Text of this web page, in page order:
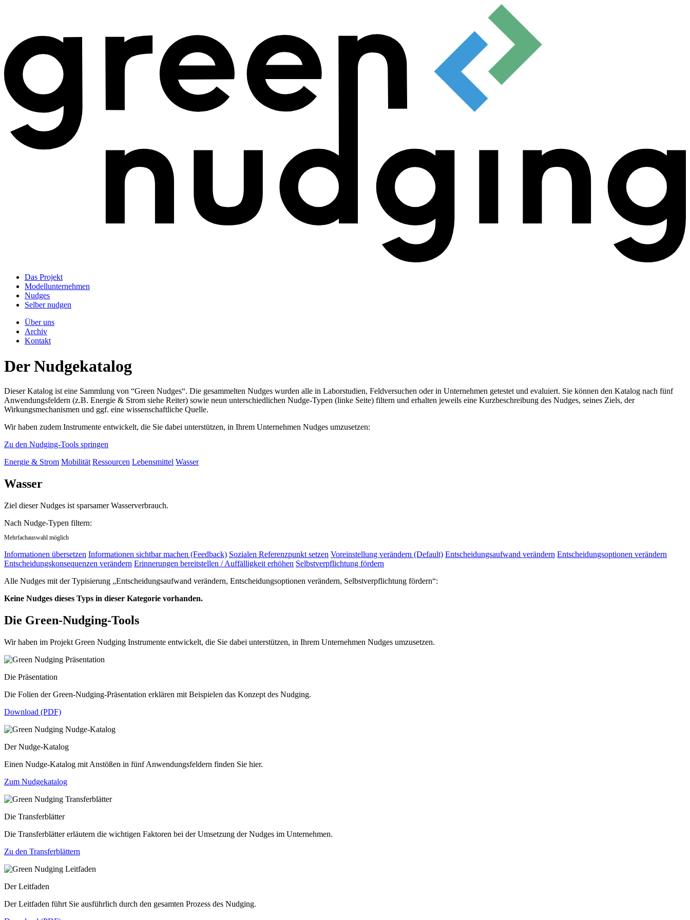
Das Projekt
Modellunternehmen
Nudges
Selber nudgen
Über uns
Archiv
Kontakt
Der Nudgekatalog
Dieser Katalog ist eine Sammlung von “Green Nudges“. Die gesammelten Nudges wurden alle in Laborstudien, Feldversuchen oder in Unternehmen getestet und evaluiert. Sie können den Katalog nach fünf
Anwendungsfeldern (z.B. Energie & Strom siehe Reiter) sowie neun unterschiedlichen Nudge-Typen (linke Seite) filtern und erhalten jeweils eine Kurzbeschreibung des Nudges, seines Ziels, der
Wirkungsmechanismen und ggf. eine wissenschaftliche Quelle.
Wir haben zudem Instrumente entwickelt, die Sie dabei unterstützen, in Ihrem Unternehmen Nudges umzusetzen:
Zu den Nudging-Tools springen
Energie & Strom Mobilität Ressourcen Lebensmittel Wasser
Wasser
Ziel dieser Nudges ist sparsamer Wasserverbrauch.
Nach Nudge-Typen filtern:
Mehrfachauswahl möglich
Informationen übersetzen Informationen sichtbar machen (Feedback) Sozialen Referenzpunkt setzen Voreinstellung verändern (Default) Entscheidungsaufwand verändern Entscheidungsoptionen verändern
Entscheidungskonsequenzen verändern Erinnerungen bereitstellen / Auffälligkeit erhöhen Selbstverpflichtung fördern
Alle Nudges mit der Typisierung „Entscheidungsaufwand verändern, Entscheidungsoptionen verändern, Selbstverpflichtung fördern“:
Keine Nudges dieses Typs in dieser Kategorie vorhanden.
Die Green-Nudging-Tools
Wir haben im Projekt Green Nudging Instrumente entwickelt, die Sie dabei unterstützen, in Ihrem Unternehmen Nudges umzusetzen.
Die Präsentation
Die Folien der Green-Nudging-Präsentation erklären mit Beispielen das Konzept des Nudging.
Download (PDF)
Der Nudge-Katalog
Einen Nudge-Katalog mit Anstößen in fünf Anwendungsfeldern finden Sie hier.
Zum Nudgekatalog
Die Transferblätter
Die Transferblätter erläutern die wichtigen Faktoren bei der Umsetzung der Nudges im Unternehmen.
Zu den Transferblättern
Der Leitfaden
Der Leitfaden führt Sie ausführlich durch den gesamten Prozess des Nudging.